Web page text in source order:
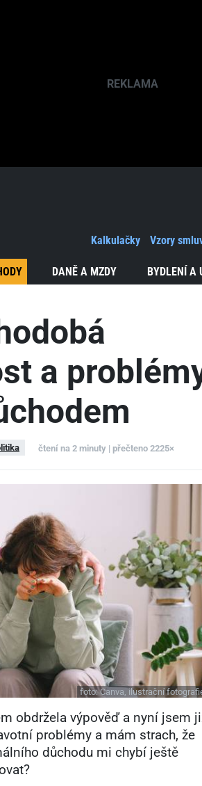
DANĚ A MZDY BYDLENÍ A
Kalkulačky Vzory
a
čtení na 2 minuty | přečteno 2225×
foto:Canva, ilustrační
obdržela výpověď a nyní jsem
problémy a mám strach, že
důchodu mi chybí ještě